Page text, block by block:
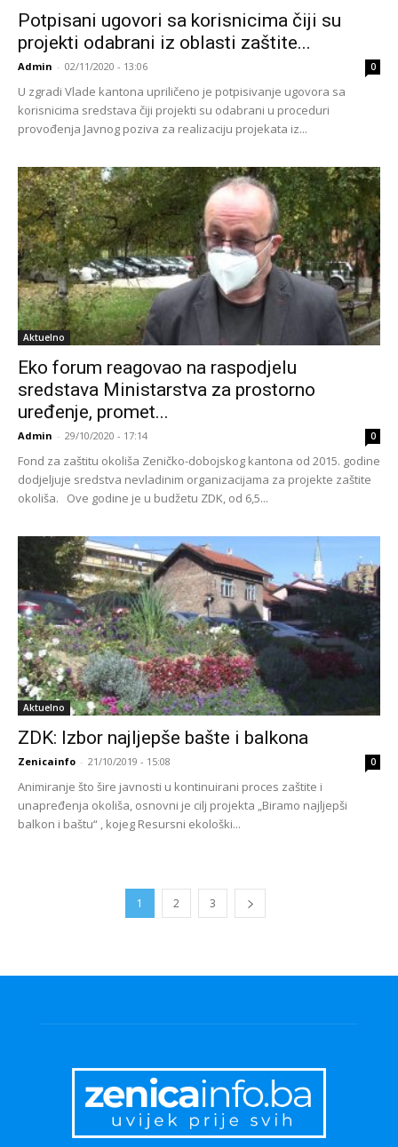
Potpisani ugovori sa korisnicima čiji su
projekti odabrani iz oblasti zaštite...
Admin - 02/11/2020 - 13:06 0
U zgradi Vlade kantona upriličeno je potpisivanje ugovora sa
korisnicima sredstava čiji projekti su odabrani u proceduri
provođenja Javnog poziva za realizaciju projekata iz...
Aktuelno
Eko forum reagovao na raspodjelu
sredstava Ministarstva za prostorno
uređenje, promet...
Admin - 29/10/2020 - 17:14 0
Fond za zaštitu okoliša Zeničko-dobojskog kantona od 2015. godine
dodjeljuje sredstva nevladinim organizacijama za projekte zaštite
okoliša. Ove godine je u budžetu ZDK, od 6,5...
Aktuelno
ZDK: Izbor najljepše bašte i balkona
Zenicainfo - 21/10/2019 - 15:08 0
Animiranje što šire javnosti u kontinuirani proces zaštite i
unapređenja okoliša, osnovni je cilj projekta „Biramo najljepši
balkon i baštu“ , kojeg Resursni ekološki...
1 2 3